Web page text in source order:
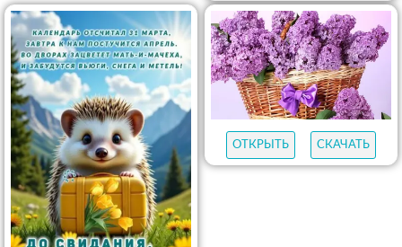
ОТКРЫТЬ СКАЧАТЬ